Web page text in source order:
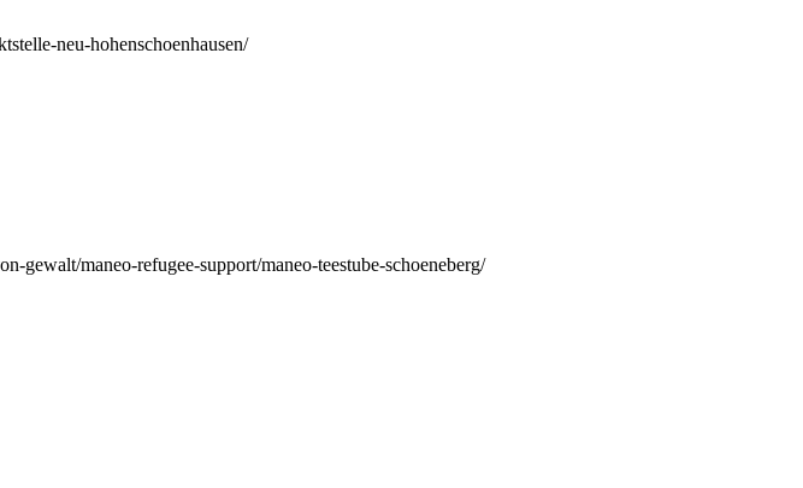
neu-hohenschoenhausen/
gewalt/maneo-refugee-support/maneo-teestube-schoeneberg/